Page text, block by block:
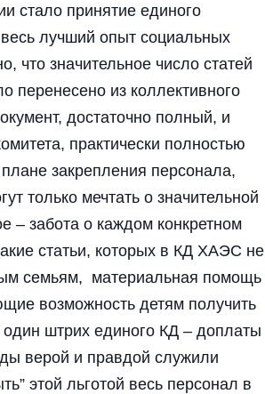
стало принятие единого
лучший опыт социальных
что значительное число статей
перенесено из коллективного
до­статочно полный, и
практически полностью
закрепления персонала,
только мечтать о значительной
– забота о каждом конкретном
статьи, которых в КД ХАЭС не
семьям, материальная помощь
возможность детям получить
штрих единого КД – доплаты
верой и правдой служили
этой льготой весь персонал в